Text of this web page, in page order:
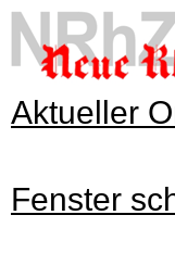
Aktueller
Fenster